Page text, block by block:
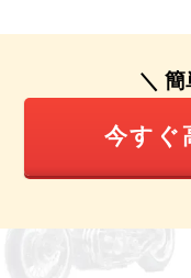
＼ 簡
今すぐ